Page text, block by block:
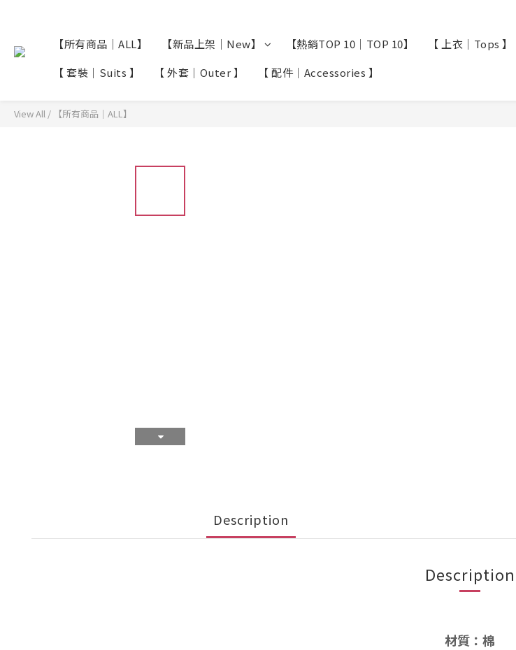
【所有商品｜ALL】 【新品上架｜New】 【熱銷TOP 10｜TOP 10】 【 上衣｜Tops 】
【 套裝｜Suits 】
【 外套｜Outer 】 【 配件｜Accessories 】
View All / 【所有商品｜ALL】
Description
Description
材質：棉